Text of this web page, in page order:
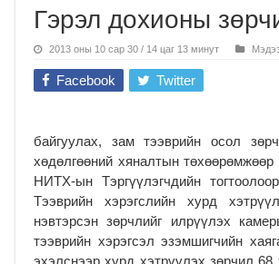
Гэрэл дохионы
2013 оны 10 сар 30 / 14 цаг 13 минут
Facebook Twitter
байгуулах, зам тээврийн осол
хөдөлгөөний хяналтын
НИТХ-ын Тэргүүлэгчдийн
Тээврийн хэрэгслийн хурд
нэвтэрсэн зөрчлийг илрүүлэх
тээврийн хэрэгсэл эзэмшигчийн
эхэлснээр хурд хэтрүүлэх зөрчил